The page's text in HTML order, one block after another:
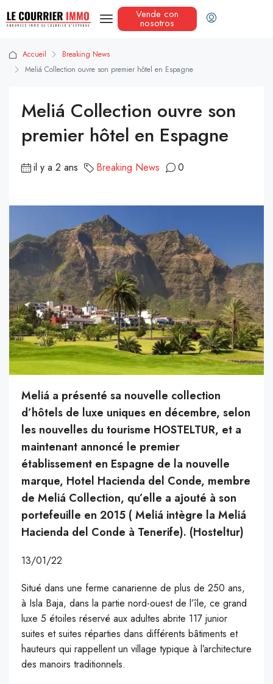
Vende con
nosotros
Accueil
Breaking News
Meliá Collection ouvre son premier hôtel en Espagne
Meliá Collection ouvre son
premier hôtel en Espagne
il y a 2 ans Breaking News 0
Meliá a présenté sa nouvelle collection
d’hôtels de luxe uniques en décembre, selon
les nouvelles du tourisme HOSTELTUR, et a
maintenant annoncé le premier
établissement en Espagne de la nouvelle
marque, Hotel Hacienda del Conde, membre
de Meliá Collection, qu’elle a ajouté à son
portefeuille en 2015 ( Meliá intègre la Meliá
Hacienda del Conde à Tenerife). (Hosteltur)
13/01/22
Situé dans une ferme canarienne de plus de 250 ans,
à Isla Baja, dans la partie nord-ouest de l’île, ce grand
luxe 5 étoiles réservé aux adultes abrite 117 junior
suites et suites réparties dans différents bâtiments et
hauteurs qui rappellent un village typique à l’architecture
des manoirs traditionnels.